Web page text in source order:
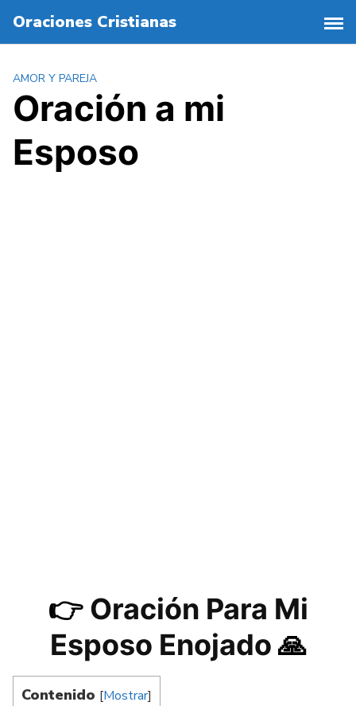
l
Oraciones Cristianas
AMOR Y PAREJA
Oración a mi
Esposo
👉 Oración Para Mi
Esposo Enojado 🙏
Contenido [Mostrar]